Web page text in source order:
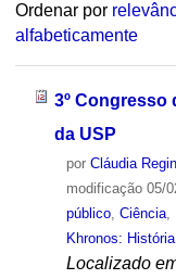
Ordenar por
alfabeticamente
3º Congresso
da USP
por Cláudia
modificação05/
público, Ciência,
Khronos:
Localizado